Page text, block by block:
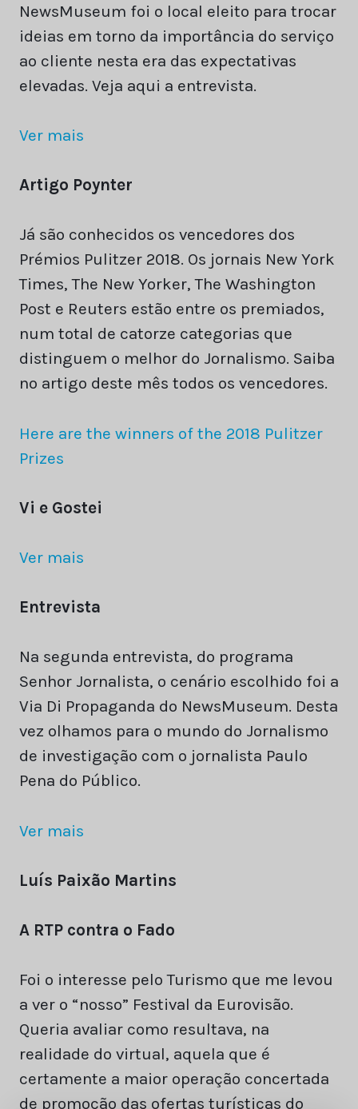
NewsMuseum foi o local eleito para trocar
ideias em torno da importância do serviço
ao cliente nesta era das expectativas
elevadas. Veja aqui a entrevista.
Ver mais
Artigo Poynter
Já são conhecidos os vencedores dos
Prémios Pulitzer 2018. Os jornais New York
Times, The New Yorker, The Washington
Post e Reuters estão entre os premiados,
num total de catorze categorias que
distinguem o melhor do Jornalismo. Saiba
no artigo deste mês todos os vencedores.
Here are the winners of the 2018 Pulitzer
Prizes
Vi e Gostei
Ver mais
Entrevista
Na segunda entrevista, do programa
Senhor Jornalista, o cenário escolhido foi a
Via Di Propaganda do NewsMuseum. Desta
vez olhamos para o mundo do Jornalismo
de investigação com o jornalista Paulo
Pena do Público.
Ver mais
Luís Paixão Martins
A RTP contra o Fado
Foi o interesse pelo Turismo que me levou
a ver o “nosso” Festival da Eurovisão.
Queria avaliar como resultava, na
realidade do virtual, aquela que é
certamente a maior operação concertada
de promoção das ofertas turísticas do